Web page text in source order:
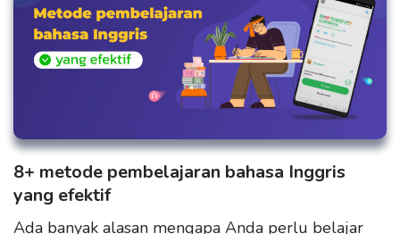
8+ metode pembelajaran bahasa Inggris
yang efektif
Ada banyak alasan mengapa Anda perlu belajar